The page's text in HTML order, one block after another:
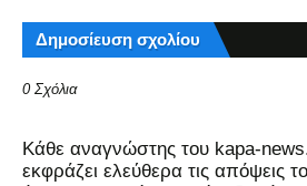
Δημοσίευση σχολίου
0 Σχόλια
Kάθε αναγνώστης του kapa-
εκφράζει ελεύθερα τις απόψεις